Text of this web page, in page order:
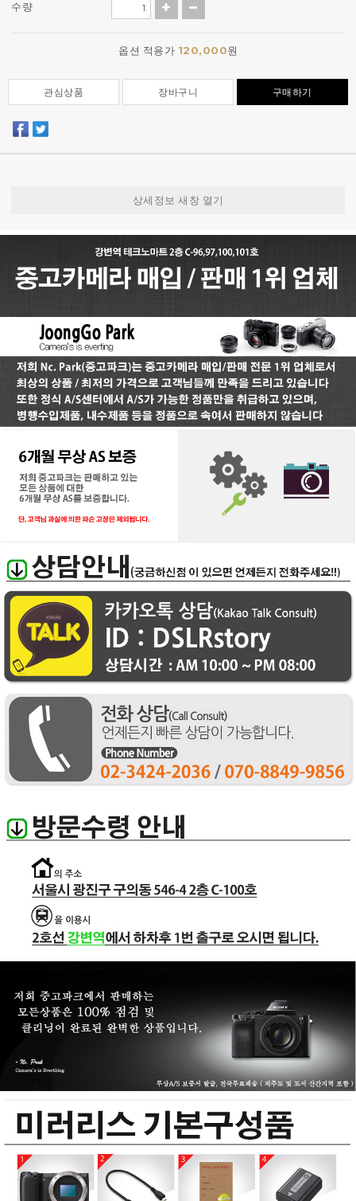
수량
옵션 적용가 120,000원
관심상품 장바구니 구매하기
상세정보 새창 열기